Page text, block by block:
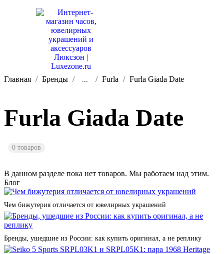
Главная Бренды ... Furla Furla Giada Date
Furla Giada Date
0 товаров
В данном разделе пока нет товаров. Мы работаем над этим.
Блог
Чем бижутерия отличается от ювелирных украшений
Бренды, ушедшие из России: как купить оригинал, а не реплику